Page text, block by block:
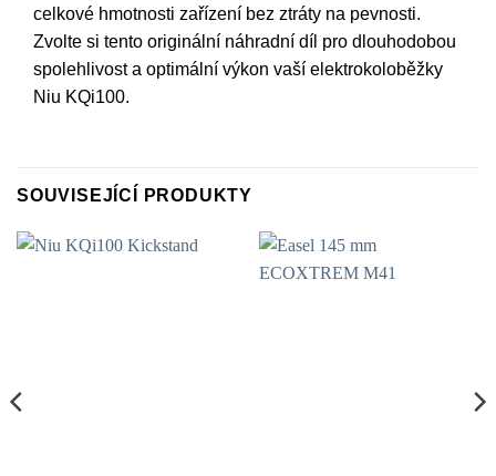
celkové hmotnosti zařízení bez ztráty na pevnosti.
Zvolte si tento originální náhradní díl pro dlouhodobou
spolehlivost a optimální výkon vaší elektrokoloběžky
Niu KQi100.
SOUVISEJÍCÍ PRODUKTY